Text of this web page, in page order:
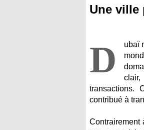
Une ville
D
ubaï
clair,
transactions.
contribué à
Contrairement